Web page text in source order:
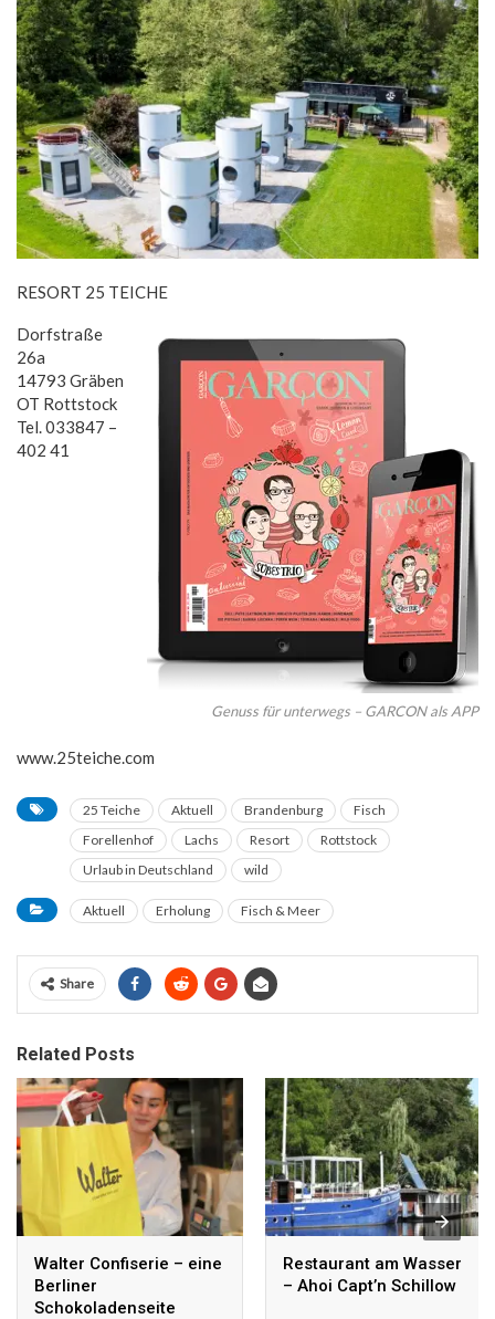
RESORT 25 TEICHE
Genuss für unterwegs – GARCON als APP
Dorfstraße
26a
14793 Gräben
OT Rottstock
Tel. 033847 –
402 41
www.25teiche.com
25 Teiche Aktuell Brandenburg
Fisch
Forellenhof
Lachs Resort
Rottstock
Urlaub in Deutschland
wild
Aktuell Erholung Fisch & Meer
Share
Related Posts
Walter Confiserie – eine
Berliner
Schokoladenseite
Restaurant am Wasser
– Ahoi Capt’n Schillow